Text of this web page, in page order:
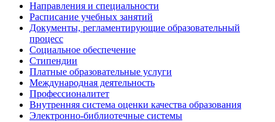
Направления и специальности
Расписание учебных занятий
Документы, регламентирующие образовательный
процесс
Социальное обеспечение
Стипендии
Платные образовательные услуги
Международная деятельность
Профессионалитет
Внутренняя система оценки качества образования
Электронно-библиотечные системы